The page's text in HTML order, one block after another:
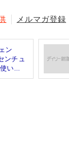
メルマガ登録
ン
ンチュ
い...